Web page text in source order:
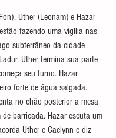
Uther (Leonam) e Hazar
fazendo uma vigília nas
subterrâneo da cidade
Uther termina sua parte
seu turno. Hazar
forte de água salgada.
no chão posterior a mesa
de barricada. Hazar escuta um
Uther e Caelynn e diz